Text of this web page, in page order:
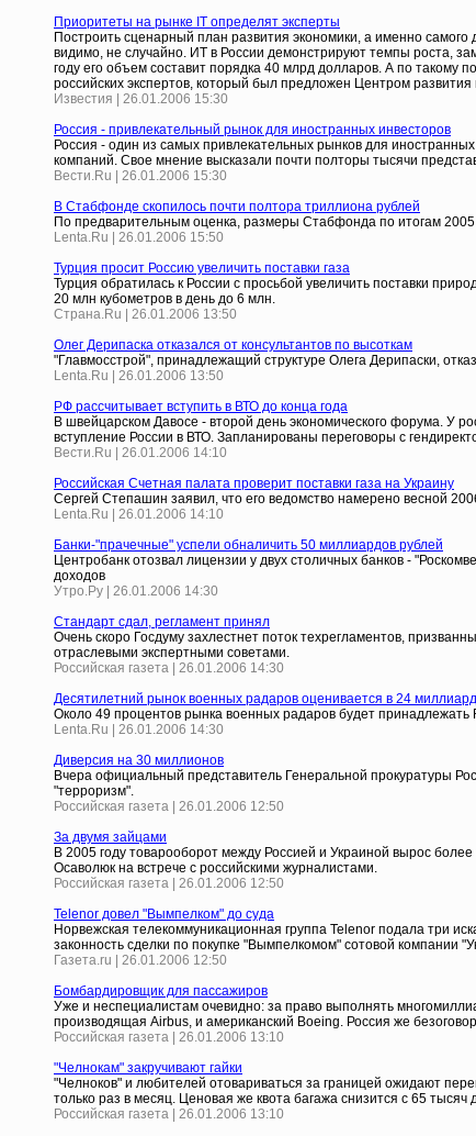
Приоритеты на рынке IT определят эксперты
Построить сценарный план развития экономики, а именно
видимо, не случайно. ИТ в России демонстрируют темпы роста,
году его объем составит порядка 40 млрд долларов. А по такому
российских экспертов, который был предложен Центром
Известия | 26.01.2006 15:30
Россия - привлекательный рынок для иностранных инвесторов
Россия - один из самых привлекательных рынков для
компаний. Свое мнение высказали почти полторы тысячи
Вести.Ru | 26.01.2006 15:30
В Стабфонде скопилось почти полтора триллиона рублей
По предварительным оценка, размеры Стабфонда по итогам
Lenta.Ru | 26.01.2006 15:50
Турция просит Россию увеличить поставки газа
Турция обратилась к России с просьбой увеличить поставки
20 млн кубометров в день до 6 млн.
Страна.Ru | 26.01.2006 13:50
Олег Дерипаска отказался от консультантов по высоткам
"Главмосстрой", принадлежащий структуре Олега Дерипаски,
Lenta.Ru | 26.01.2006 13:50
РФ рассчитывает вступить в ВТО до конца года
В швейцарском Давосе - второй день экономического форума. У
вступление России в ВТО. Запланированы переговоры с
Вести.Ru | 26.01.2006 14:10
Российская Счетная палата проверит поставки газа на Украину
Сергей Степашин заявил, что его ведомство намерено весной
Lenta.Ru | 26.01.2006 14:10
Банки-"прачечные" успели обналичить 50 миллиардов рублей
Центробанк отозвал лицензии у двух столичных банков -
доходов
Утро.Ру | 26.01.2006 14:30
Стандарт сдал, регламент принял
Очень скоро Госдуму захлестнет поток техрегламентов,
отраслевыми экспертными советами.
Российская газета | 26.01.2006 14:30
Десятилетний рынок военных радаров оценивается в 24
Около 49 процентов рынка военных радаров будет
Lenta.Ru | 26.01.2006 14:30
Диверсия на 30 миллионов
Вчера официальный представитель Генеральной прокуратуры
"терроризм".
Российская газета | 26.01.2006 12:50
За двумя зайцами
В 2005 году товарооборот между Россией и Украиной вырос
Осаволюк на встрече с российскими журналистами.
Российская газета | 26.01.2006 12:50
Telenor довел "Вымпелком" до суда
Норвежская телекоммуникационная группа Telenor подала три
законность сделки по покупке "Вымпелкомом" сотовой компании
Газета.ru | 26.01.2006 12:50
Бомбардировщик для пассажиров
Уже и неспециалистам очевидно: за право выполнять
производящая Airbus, и американский Boeing. Россия же
Российская газета | 26.01.2006 13:10
"Челнокам" закручивают гайки
"Челноков" и любителей отовариваться за границей ожидают
только раз в месяц. Ценовая же квота багажа снизится с 65 тысяч
Российская газета | 26.01.2006 13:10